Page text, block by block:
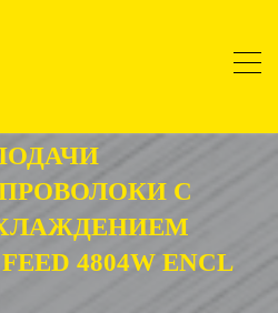
С
4804W ENCL